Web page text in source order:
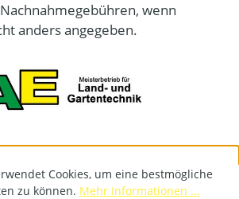
wenn
anders angegeben.
Cookies, um eine bestmögliche
zu können. Mehr Informationen ...